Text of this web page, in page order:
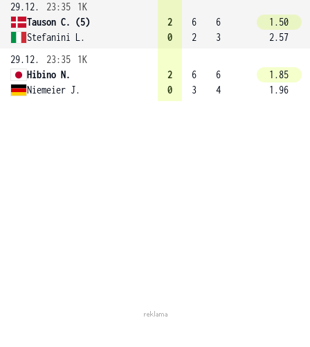
29.12.
23:35
1K
Tauson C. (5)
Stefanini L.
2
0
6
2
6
3
1.50
2.57
29.12.
23:35
1K
Hibino N.
Niemeier J.
2
0
6
3
6
4
1.85
1.96